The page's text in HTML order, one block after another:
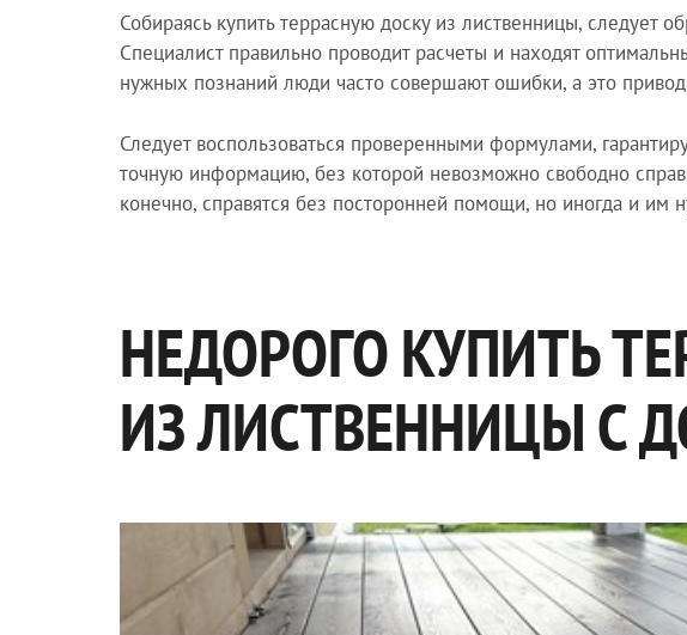
Собираясь купить террасную доску из лиственницы, следует
Специалист правильно проводит расчеты и находят
нужных познаний люди часто совершают ошибки, а это
Следует воспользоваться проверенными формулами,
точную информацию, без которой невозможно свободно
конечно, справятся без посторонней помощи, но иногда и им
НЕДОРОГО КУПИТЬ
ИЗ ЛИСТВЕННИЦЫ С